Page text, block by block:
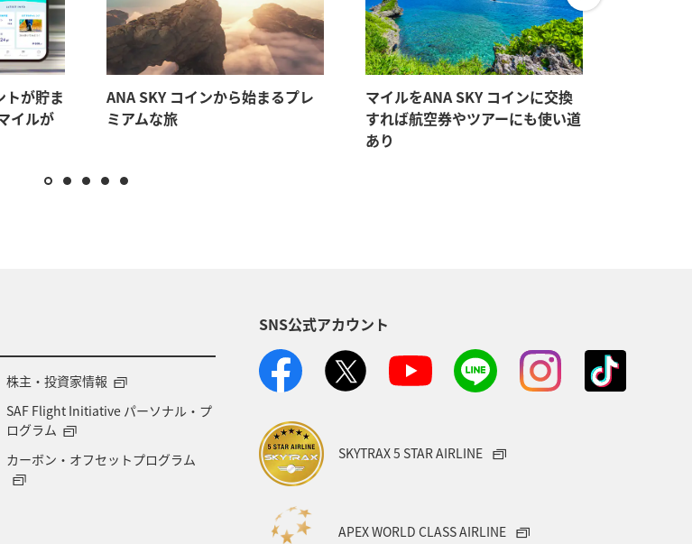
トが貯ま
イルが
ANA SKY コインから始まるプレ
ミアムな旅
マイルをANA SKY コインに交換
すれば航空券やツアーにも使い道
あり
株主・投資家情報
SAF Flight Initiative パーソナル・プ
ログラム
カーボン・オフセットプログラム
SNS公式アカウント
SKYTRAX 5 STAR AIRLINE
APEX WORLD CLASS AIRLINE